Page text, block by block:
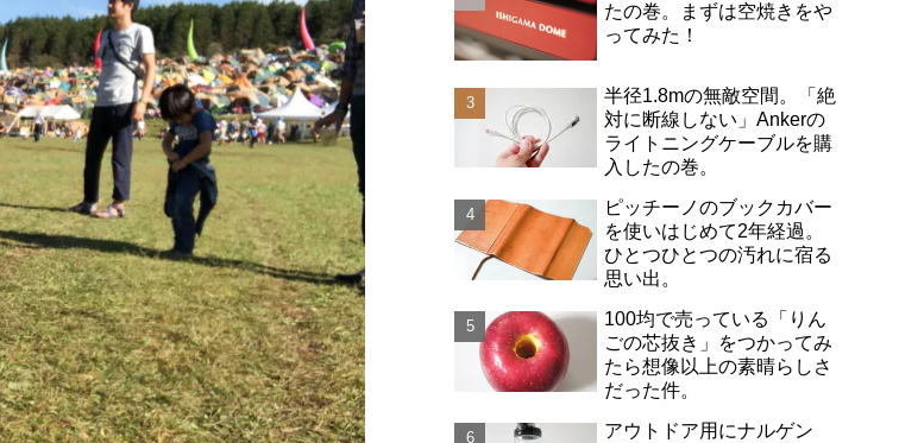
たの巻。まずは空焼きをや
ってみた！
半径1.8mの無敵空間。「絶
対に断線しない」Ankerの
ライトニングケーブルを購
入したの巻。
ピッチーノのブックカバー
を使いはじめて2年経過。
ひとつひとつの汚れに宿る
思い出。
100均で売っている「りん
ごの芯抜き」をつかってみ
たら想像以上の素晴らしさ
だった件。
アウトドア用にナルゲン